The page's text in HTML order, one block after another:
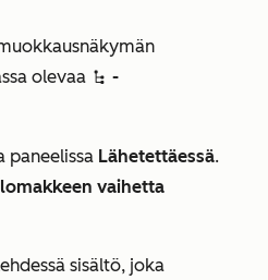
olevaa siteTreeIcon -
paneelissa Lähetettäessä.
lomakkeen vaihetta
sisältö, joka